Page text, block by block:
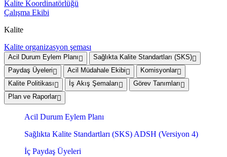
Kalite Koordinatörlüğü
Çalışma Ekibi
Kalite
Kalite organizasyon şeması
Acil Durum Eylem Planı
Sağlıkta Kalite Standartları (SKS)
Paydaş Üyeleri
Acil Müdahale Ekibi
Komisyonlar
Kalite Politikası
İş Akış Şemaları
Görev Tanımları
Plan ve Raporlar
Acil Durum Eylem Planı
Sağlıkta Kalite Standartları (SKS) ADSH (Versiyon 4)
İç Paydaş Üyeleri